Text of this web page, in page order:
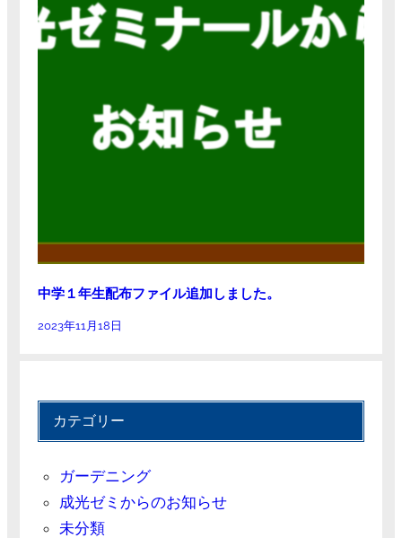
中学１年生配布ファイル追加しました。
2023年11月18日
カテゴリー
ガーデニング
成光ゼミからのお知らせ
未分類